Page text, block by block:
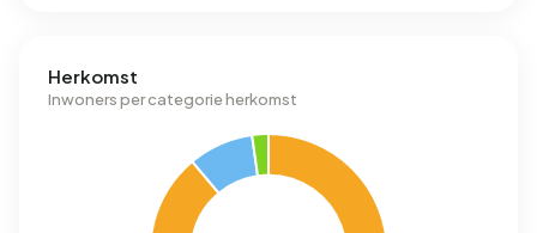
Herkomst
Inwoners per categorie herkomst